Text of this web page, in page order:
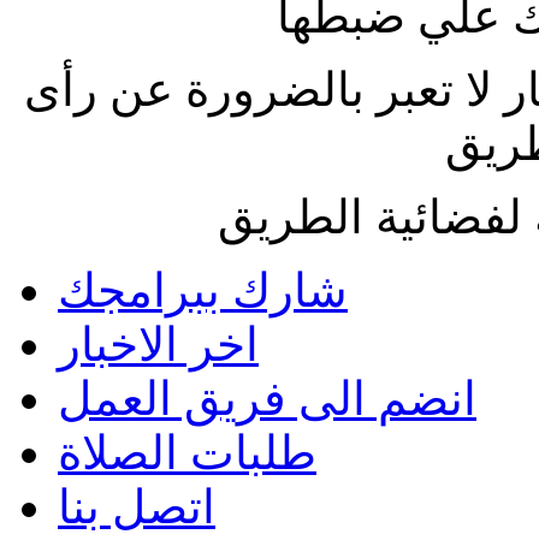
علي ضبطها
لا تعبر بالضرورة عن رأى
الطريق
شارك ببرامجك
اخر الاخبار
انضم الى فريق العمل
طلبات الصلاة
اتصل بنا